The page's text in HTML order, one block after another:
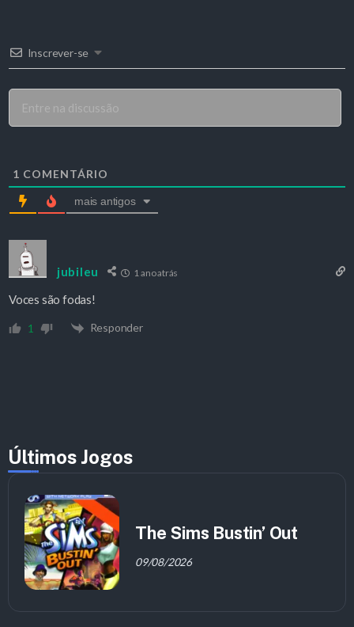
Inscrever-se
1 COMENTÁRIO
mais antigos
jubileu 1 ano atrás
Voces são fodas!
1 Responder
Últimos Jogos
The Sims Bustin’ Out
09/08/2026